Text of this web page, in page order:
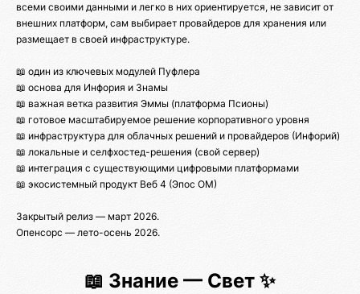
всеми своими данными и легко в них ориентируется, не зависит от
внешних платформ, сам выбирает провайдеров для хранения или
размещает в своей инфраструктуре.
📖 один из ключевых модулей Пуфлера
📖 основа для Инфория и Знамы
📖 важная ветка развития Эммы (платформа Псионы)
📖 готовое масштабируемое решение корпоративного уровня
📖 инфраструктура для облачных решений и провайдеров (Инфорий)
📖 локальные и селфхостед-решения (свой сервер)
📖 интеграция с существующими цифровыми платформами
📖 экосистемный продукт Веб 4 (Эпос ОМ)
Закрытый релиз — март 2026.
Опенсорс — лето-осень 2026.
📖 Знание — Свет ✨